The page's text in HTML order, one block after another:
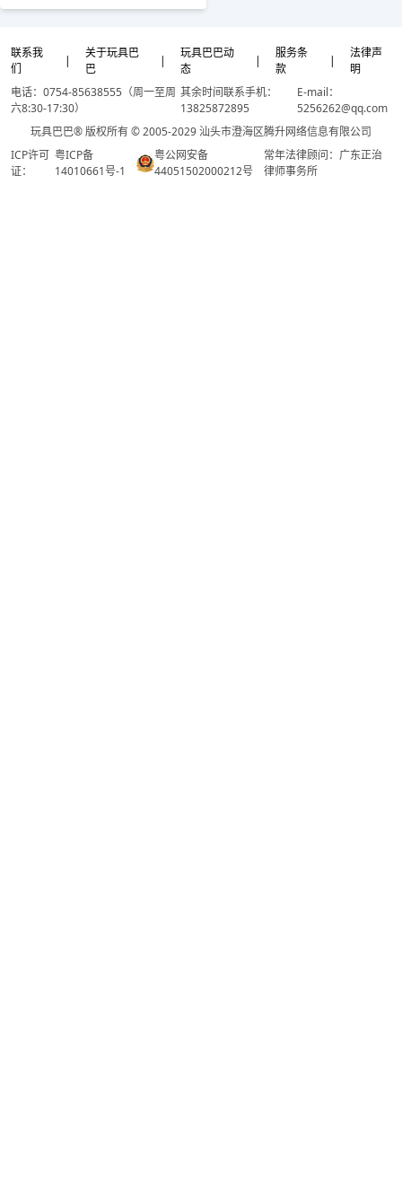
联系我
们
|
关于玩具巴
巴
|
玩具巴巴动
态
|
服务条
款
|
法律声
明
电话：0754-85638555（周一至周
六8:30-17:30）
其余时间联系手机：
13825872895
E-mail：
5256262@qq.com
玩具巴巴® 版权所有 © 2005-2029 汕头市澄海区腾升网络信息有限公司
ICP许可
证：
粤ICP备
14010661号-1
粤公网安备
44051502000212号
常年法律顾问：广东正治
律师事务所